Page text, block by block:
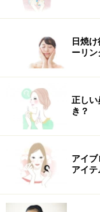
日焼
ーリン
正し
き？
アイ
アイ